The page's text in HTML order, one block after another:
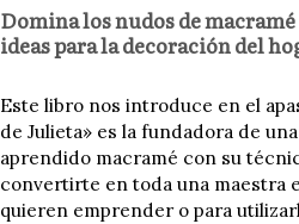
Domina los nudos de
ideas para la decoración del
Este libro nos introduce en el
de Julieta» es la fundadora de
aprendido macramé con su
convertirte en toda una maestra
quieren emprender o para